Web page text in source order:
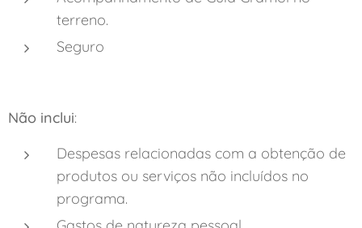
terreno.
Seguro
Não inclui:
Despesas relacionadas com a obtenção de
produtos ou serviços não incluídos no
programa.